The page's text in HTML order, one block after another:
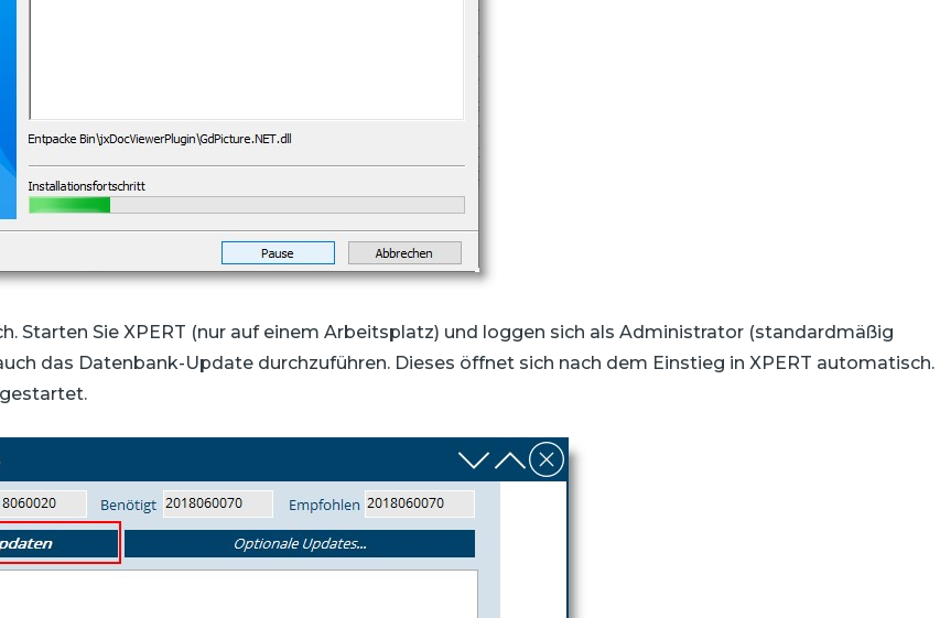
Starten Sie XPERT (nur auf einem Arbeitsplatz) und loggen sich als Administrator (standardmäßig
das Datenbank-Update durchzuführen. Dieses öffnet sich nach dem Einstieg in XPERT automatisch.